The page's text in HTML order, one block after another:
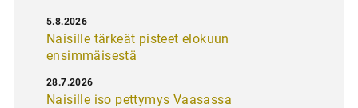
Naisille tärkeät pisteet elokuun
ensimmäisestä
5.8.2026
Naisille iso pettymys Vaasassa
28.7.2026